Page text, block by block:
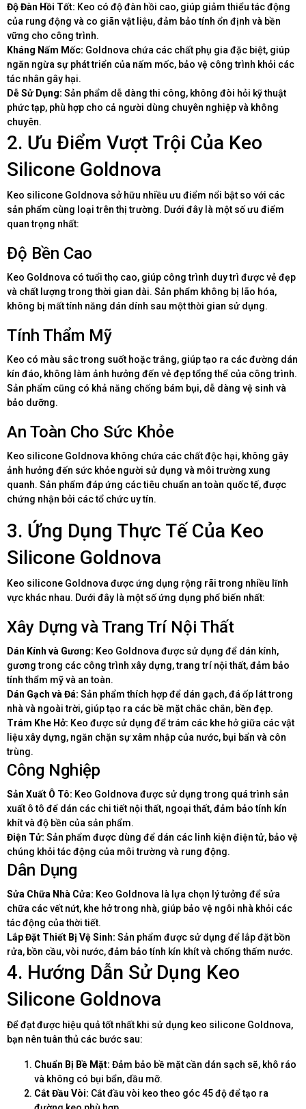
Độ Đàn Hồi Tốt: Keo có độ đàn hồi cao, giúp giảm thiểu tác động
của rung động và co giãn vật liệu, đảm bảo tính ổn định và bền
vững cho công trình.
Kháng Nấm Mốc: Goldnova chứa các chất phụ gia đặc biệt, giúp
ngăn ngừa sự phát triển của nấm mốc, bảo vệ công trình khỏi các
tác nhân gây hại.
Dễ Sử Dụng: Sản phẩm dễ dàng thi công, không đòi hỏi kỹ thuật
phức tạp, phù hợp cho cả người dùng chuyên nghiệp và không
chuyên.
2. Ưu Điểm Vượt Trội Của Keo
Silicone Goldnova
Keo silicone Goldnova sở hữu nhiều ưu điểm nổi bật so với các
sản phẩm cùng loại trên thị trường. Dưới đây là một số ưu điểm
quan trọng nhất:
Độ Bền Cao
Keo Goldnova có tuổi thọ cao, giúp công trình duy trì được vẻ đẹp
và chất lượng trong thời gian dài. Sản phẩm không bị lão hóa,
không bị mất tính năng dán dính sau một thời gian sử dụng.
Tính Thẩm Mỹ
Keo có màu sắc trong suốt hoặc trắng, giúp tạo ra các đường dán
kín đáo, không làm ảnh hưởng đến vẻ đẹp tổng thể của công trình.
Sản phẩm cũng có khả năng chống bám bụi, dễ dàng vệ sinh và
bảo dưỡng.
An Toàn Cho Sức Khỏe
Keo silicone Goldnova không chứa các chất độc hại, không gây
ảnh hưởng đến sức khỏe người sử dụng và môi trường xung
quanh. Sản phẩm đáp ứng các tiêu chuẩn an toàn quốc tế, được
chứng nhận bởi các tổ chức uy tín.
3. Ứng Dụng Thực Tế Của Keo
Silicone Goldnova
Keo silicone Goldnova được ứng dụng rộng rãi trong nhiều lĩnh
vực khác nhau. Dưới đây là một số ứng dụng phổ biến nhất:
Xây Dựng và Trang Trí Nội Thất
Dán Kính và Gương: Keo Goldnova được sử dụng để dán kính,
gương trong các công trình xây dựng, trang trí nội thất, đảm bảo
tính thẩm mỹ và an toàn.
Dán Gạch và Đá: Sản phẩm thích hợp để dán gạch, đá ốp lát trong
nhà và ngoài trời, giúp tạo ra các bề mặt chắc chắn, bền đẹp.
Trám Khe Hở: Keo được sử dụng để trám các khe hở giữa các vật
liệu xây dựng, ngăn chặn sự xâm nhập của nước, bụi bẩn và côn
trùng.
Công Nghiệp
Sản Xuất Ô Tô: Keo Goldnova được sử dụng trong quá trình sản
xuất ô tô để dán các chi tiết nội thất, ngoại thất, đảm bảo tính kín
khít và độ bền của sản phẩm.
Điện Tử: Sản phẩm được dùng để dán các linh kiện điện tử, bảo vệ
chúng khỏi tác động của môi trường và rung động.
Dân Dụng
Sửa Chữa Nhà Cửa: Keo Goldnova là lựa chọn lý tưởng để sửa
chữa các vết nứt, khe hở trong nhà, giúp bảo vệ ngôi nhà khỏi các
tác động của thời tiết.
Lắp Đặt Thiết Bị Vệ Sinh: Sản phẩm được sử dụng để lắp đặt bồn
rửa, bồn cầu, vòi nước, đảm bảo tính kín khít và chống thấm nước.
4. Hướng Dẫn Sử Dụng Keo
Silicone Goldnova
Để đạt được hiệu quả tốt nhất khi sử dụng keo silicone Goldnova,
bạn nên tuân thủ các bước sau:
Chuẩn Bị Bề Mặt: Đảm bảo bề mặt cần dán sạch sẽ, khô ráo
và không có bụi bẩn, dầu mỡ.
Cắt Đầu Vòi: Cắt đầu vòi keo theo góc 45 độ để tạo ra